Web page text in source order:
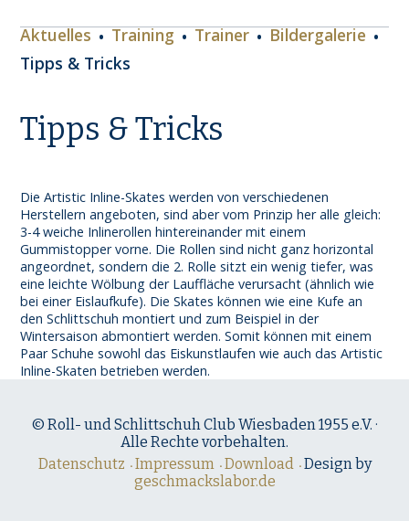
Aktuelles Training Trainer
Bildergalerie
Tipps & Tricks
Tipps & Tricks
Die Artistic Inline-Skates werden von verschiedenen
Herstellern angeboten, sind aber vom Prinzip her alle gleich:
3-4 weiche Inlinerollen hintereinander mit einem
Gummistopper vorne. Die Rollen sind nicht ganz horizontal
angeordnet, sondern die 2. Rolle sitzt ein wenig tiefer, was
eine leichte Wölbung der Lauffläche verursacht (ähnlich wie
bei einer Eislaufkufe). Die Skates können wie eine Kufe an
den Schlittschuh montiert und zum Beispiel in der
Wintersaison abmontiert werden. Somit können mit einem
Paar Schuhe sowohl das Eiskunstlaufen wie auch das Artistic
Inline-Skaten betrieben werden.
© Roll- und Schlittschuh Club Wiesbaden 1955 e.V. ·
Alle Rechte vorbehalten.
Datenschutz
Impressum Download
Design by
geschmackslabor.de